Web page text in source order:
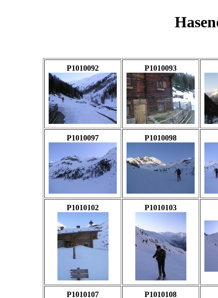
P1010092 P1010093
P1010097 P1010098
P1010102 P1010103
P1010107 P1010108